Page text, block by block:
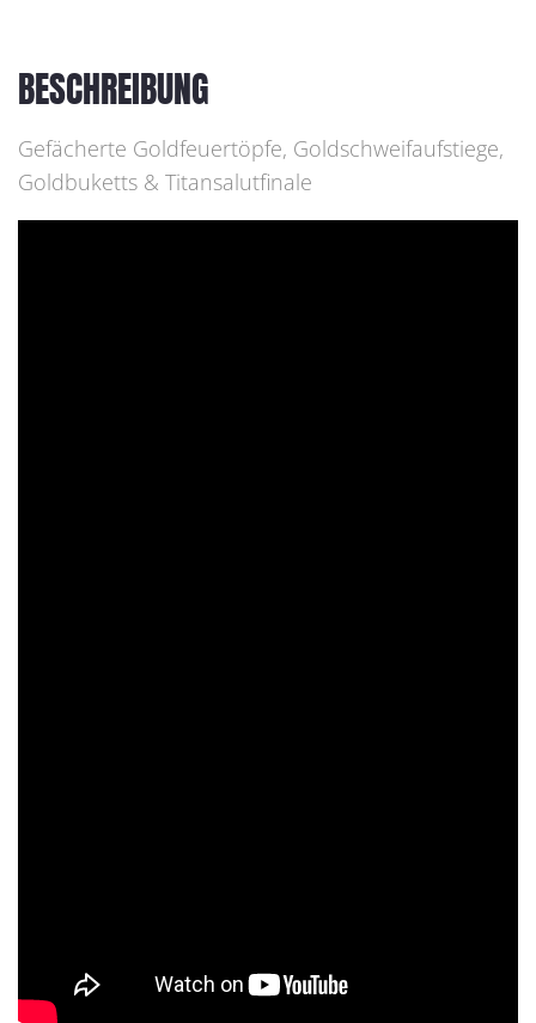
BESCHREIBUNG
Gefächerte Goldfeuertöpfe, Goldschweifaufstiege,
Goldbuketts & Titansalutfinale